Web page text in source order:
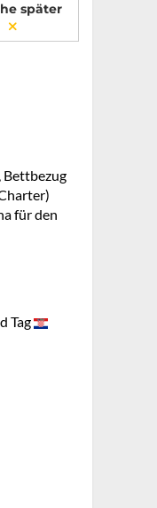
später
Bettbezug
für den
Tag